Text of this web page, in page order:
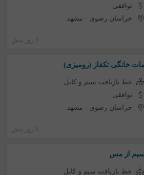
توافقی
خراسان رضوی - مشهد
3 روز پیش
خانگی تکفاز (رومیزی)
خط بازیافت سیم و کابل
توافقی
خراسان رضوی - مشهد
3 روز پیش
از مس
خط بازیافت سیم و کابل